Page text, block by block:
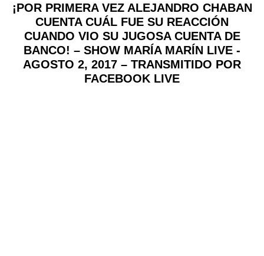
¡POR PRIMERA VEZ ALEJANDRO CHABAN
CUENTA CUÁL FUE SU REACCIÓN
CUANDO VIO SU JUGOSA CUENTA DE
BANCO! – SHOW MARÍA MARÍN LIVE -
AGOSTO 2, 2017 – TRANSMITIDO POR
FACEBOOK LIVE